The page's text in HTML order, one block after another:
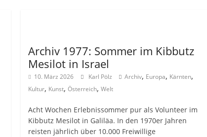
Archiv 1977: Sommer im Kibbutz
Mesilot in Israel
10. März 2026 Karl Pölz Archiv, Europa, Kärnten,
Kultur, Kunst,Österreich,Welt
Acht Wochen Erlebnissommer pur als Volunteer im
Kibbutz Mesilot in Galiläa. In den 1970er Jahren
reisten jährlich über 10.000 Freiwillige